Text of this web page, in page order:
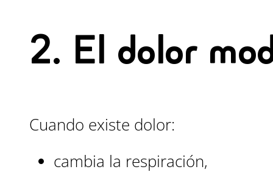
2. El dolor
Cuando existe dolor:
cambia la respiración,